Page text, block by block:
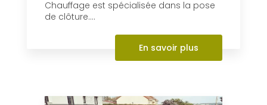
En savoir +
Pose de clôture